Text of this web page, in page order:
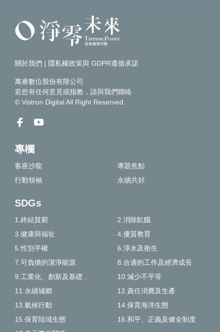
關於我們 | 隱私權政策與 GDPR遵循承諾
萬睿數位股份有限公司
若您有任何意見或指教，請與我們聯絡
© Vistron Digital All Right Reserved.
專欄
客座沙龍
專題焦點
行動領袖
永續共好
SDGs
1.終結貧窮
2.消除飢餓
3.健康與福祉
4.優質教育
5.性別平權
6.淨水及衛生
7.可負擔的潔淨能源
8.合適的工作及經濟成長
10.減少不平等
11.永續城鄉
12.責任消費及生產
13.氣候行動
14.保育海洋生態
15.保育陸域生態
16.和平、正義及健全制度